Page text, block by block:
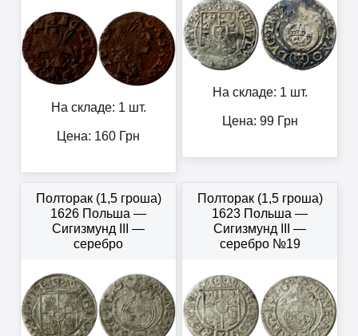
На складе: 1 шт.
Цена: 160 Грн
На складе: 1 шт.
Цена: 99Грн
Полторак (1,5 гроша)
1626 Польша —
Сигизмунд III —
серебро
Полторак (1,5 гроша)
1623 Польша —
Сигизмунд III —
серебро №19